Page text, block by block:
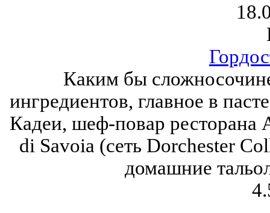
Каким бы
ингредиентов, главное в
Кадеи, шеф-повар ресторана
di Savoia (сеть Dorchester
домашние